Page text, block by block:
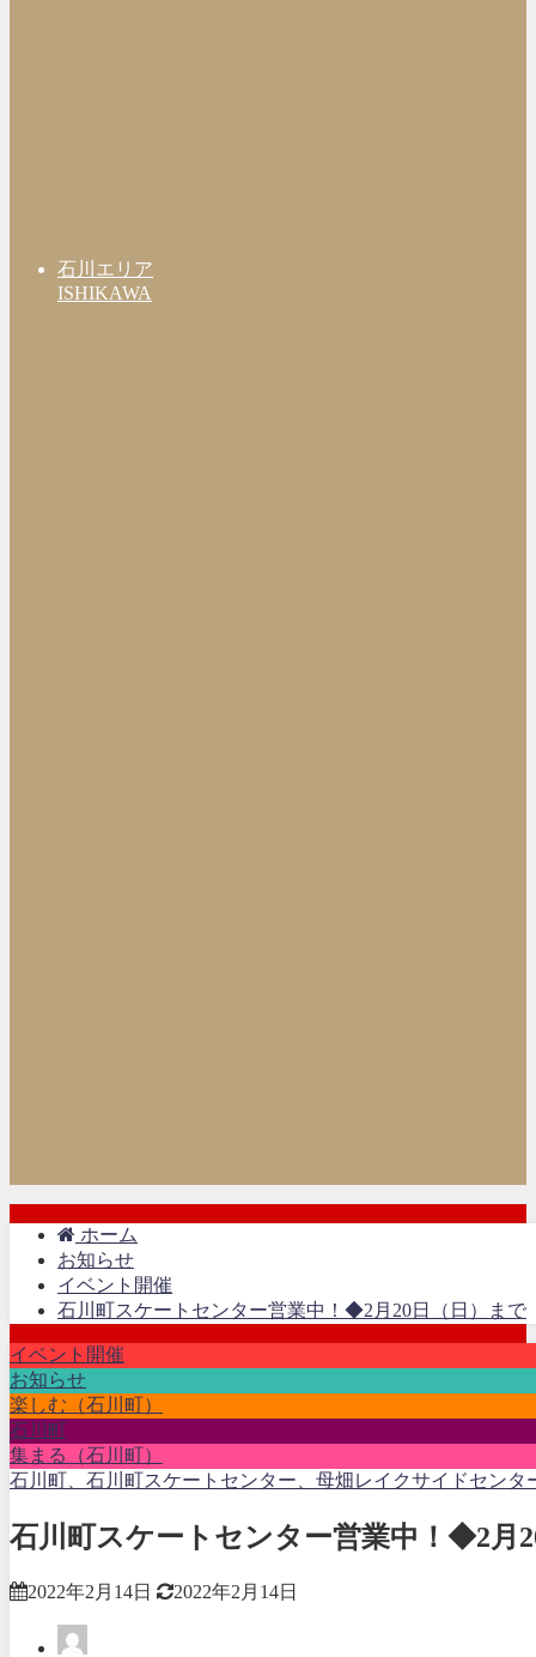
石川エリア
ISHIKAWA
ホーム
お知らせ
イベント開催
石川町スケートセンター営業中！◆2月20日（日）まで
イベント開催
お知らせ
楽しむ（石川町）
石川町
集まる（石川町）
石川町、石川町スケートセンター、母畑レイクサイドセンタ
石川町スケートセンター営業中！◆2月
2022年2月14日 2022年2月14日